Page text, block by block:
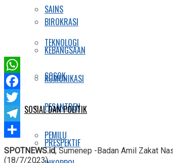
BIROKRASI
KEBANGSAAN
KOMUNIKASI
PESANTREN
PEMILU
SAINS
TEKNOLOGI
SOSOK
SOSIAL DAN POLITIK
PRESPEKTIF
WhatsApp
Facebook
Twitter
Telegram
Share
SPOTNEWS.id, Sumenep -Badan Amil Zakat
(18/7/2023).